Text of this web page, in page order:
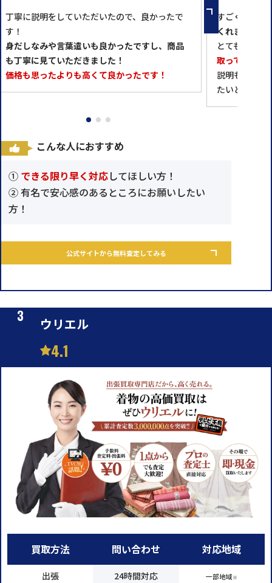
丁寧に説明をしていただいたので、良かったで
す！
身だしなみや言葉遣いも良かったですし、商品
も丁寧に見ていただきました！
価格も思ったよりも高くて良かったです！
すごく良かっ
くれました。
とても感じの
取ってくれる
説明もちゃん
たいと思えま
こんな人におすすめ
① できる限り早く対応してほしい方！
② 有名で安心感のあるところにお願いしたい
方！
公式サイトから無料査定してみる
ウリエル
4.1
買取方法
出張
問い合わせ
24時間対応
対応地域
一部地域※